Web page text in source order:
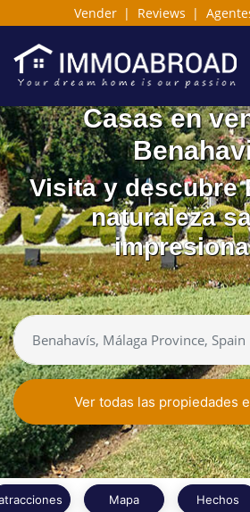
Vender | Reviews |
Casas en
Visita y descubre
naturaleza
Ver todas las propiedades
Mapa Hechos